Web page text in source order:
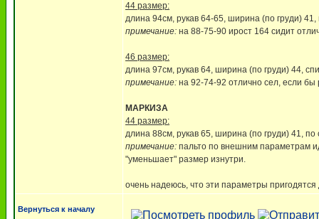
44 размер:
длина 94см, рукав 64-65, ширина (по груди)
примечание: на 88-75-90 ирост 164 сидит
46 размер:
длина 97см, рукав 64, ширина (по груди) 44,
примечание: на 92-74-92 отлично сел, если
МАРКИЗА
44 размер:
длина 88см, рукав 65, ширина (по груди) 41,
примечание: пальто по внешним параметрам
"уменьшает" размер изнутри.
очень надеюсь, что эти параметры пригодятся
Вернуться к началу